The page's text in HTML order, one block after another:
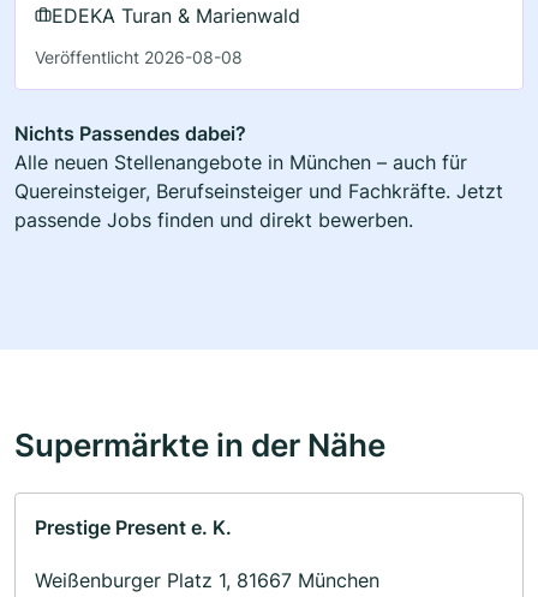
EDEKA Turan & Marienwald
Veröffentlicht 2026-08-08
Nichts Passendes dabei?
Alle neuen Stellenangebote in München – auch für
Quereinsteiger, Berufseinsteiger und Fachkräfte. Jetzt
passende Jobs finden und direkt bewerben.
Supermärkte in der Nähe
Prestige Present e. K.
Weißenburger Platz 1, 81667 München